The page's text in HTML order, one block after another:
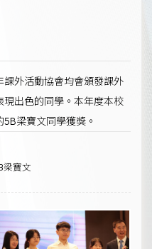
外活動協會均會頒發課外
出色的同學。本年度本校
梁寶文同學獲獎。
梁寶文